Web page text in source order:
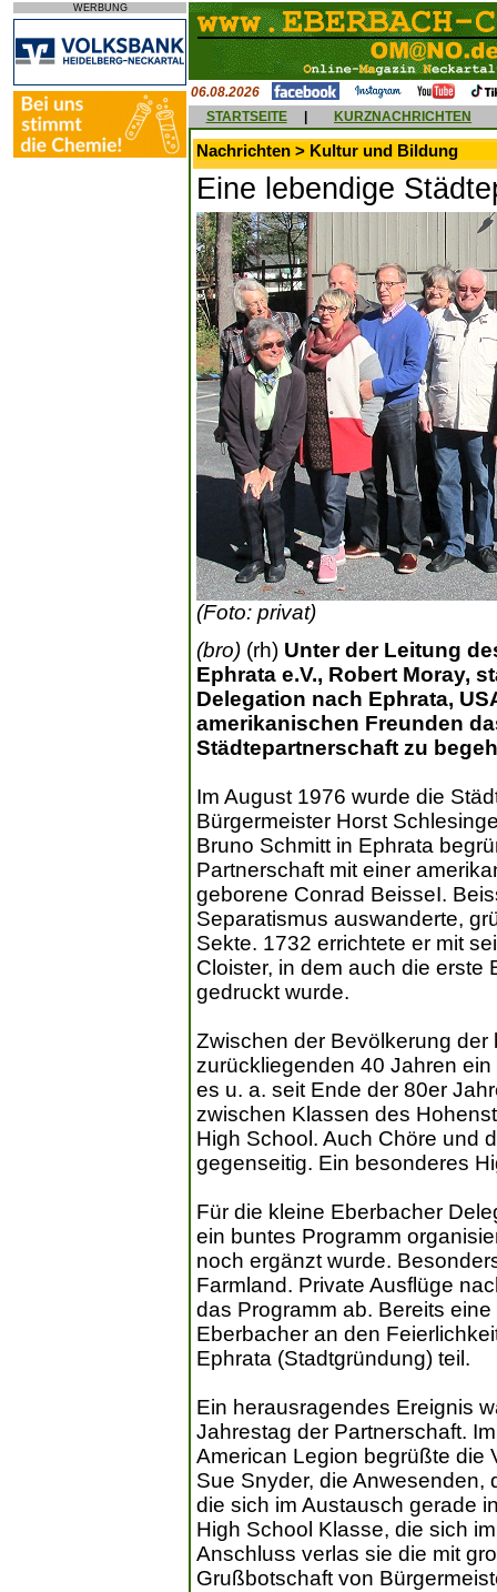
WERBUNG
06.08.2026
STARTSEITE
KURZNACHRICHTEN
Nachrichten > Kultur und Bildung
Eine lebendige
(Foto: privat)
(bro) (rh) Unter der Leitung
Ephrata e.V., Robert Moray,
Delegation nach Ephrata,
amerikanischen Freunden
Städtepartnerschaft zu
Im August 1976 wurde die
Bürgermeister Horst
Bruno Schmitt in Ephrata
Partnerschaft mit einer
geborene Conrad BeisseI.
Separatismus auswanderte,
Sekte. 1732 errichtete er mit
Cloister, in dem auch die erste
gedruckt wurde.
Zwischen der Bevölkerung
zurückliegenden 40 Jahren
es u. a. seit Ende der 80er
zwischen Klassen des
High School. Auch Chöre und
gegenseitig. Ein besonderes
Für die kleine Eberbacher
ein buntes Programm
noch ergänzt wurde.
Farmland. Private Ausflüge
das Programm ab. Bereits
Eberbacher an den
Ephrata (Stadtgründung) teil.
Ein herausragendes Ereignis
Jahrestag der Partnerschaft.
American Legion begrüßte die
Sue Snyder, die
die sich im Austausch gerade
High School Klasse, die sich
Anschluss verlas sie die mit
Grußbotschaft von